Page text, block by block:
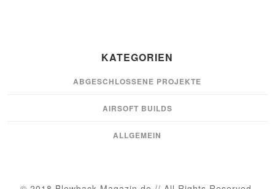
KATEGORIEN
ABGESCHLOSSENE PROJEKTE
AIRSOFT BUILDS
ALLGEMEIN